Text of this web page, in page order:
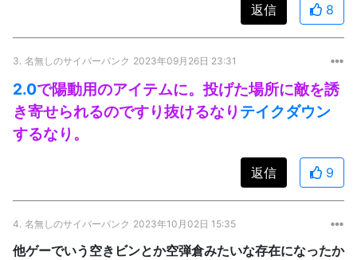
返信 8
3. 名無しのサイバーパンク 2023年09月26日 23:31
2.0で陽動用のアイテムに。投げた場所に敵を誘
き寄せられるのですり抜けるなり テイクダウン
するなり。
返信 9
4. 名無しのサイバーパンク 2023年10月02日 15:35
他ゲーでいう空きビンとか空弾倉みたいな存在になったか